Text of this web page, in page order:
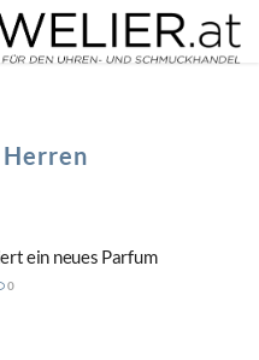
ein neues Parfum
0